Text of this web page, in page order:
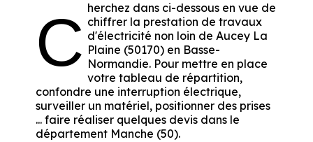
C herchez dans ci-dessous en vue de
chiffrer la prestation de travaux
d'électricité non loin de Aucey La
Plaine (50170) en Basse-
Normandie. Pour mettre en place
votre tableau de répartition,
confondre une interruption électrique,
surveiller un matériel, positionner des prises
... faire réaliser quelques devis dans le
département Manche (50).